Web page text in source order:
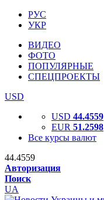
РУС
УКР
ВИДЕО
ФОТО
ПОПУЛЯРНЫЕ
СПЕЦПРОЕКТЫ
USD
USD 44.4559
EUR 51.2598
Все курсы валют
44.4559
Авторизация
Поиск
UA